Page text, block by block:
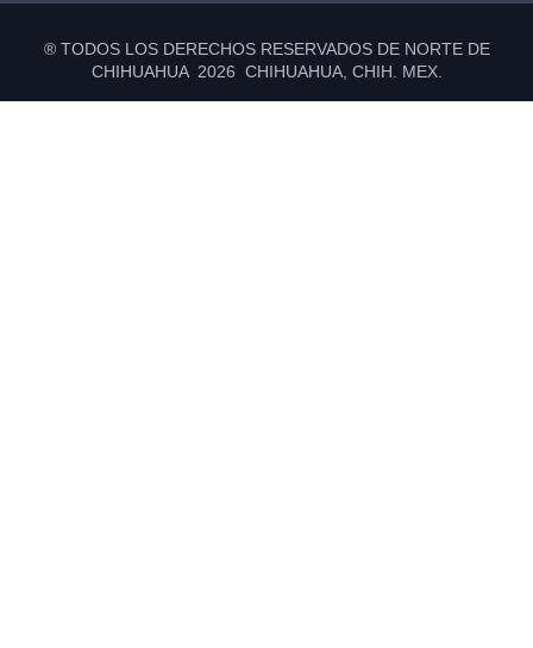
® TODOS LOS DERECHOS RESERVADOS DE NORTE DE
CHIHUAHUA 2026 CHIHUAHUA, CHIH. MEX.